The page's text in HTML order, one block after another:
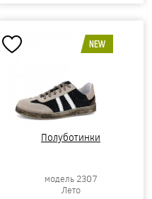
NEW
Полуботинки
модель 2307
Лето